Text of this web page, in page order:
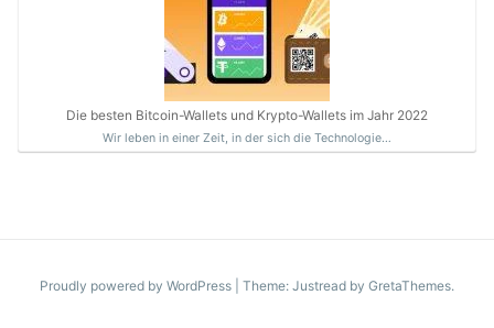
Die besten Bitcoin-Wallets und Krypto-Wallets im Jahr 2022
Wir leben in einer Zeit, in der sich die Technologie…
Proudly powered by WordPress Theme: Justread by GretaThemes.